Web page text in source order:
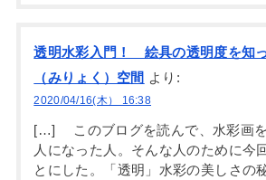
透明水彩入門！ 絵具の透明度を知
（みりょく）空間 より:
2020/04/16(木） 16:38
[…] このブログを読んで、水彩画を
人になった人。そんな人のために今
とにした。「透明」水彩の美しさの